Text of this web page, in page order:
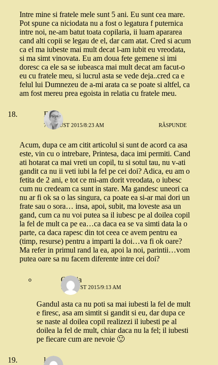
Intre mine si fratele mele sunt 5 ani. Eu sunt cea mare.
Pot spune ca niciodata nu a fost o legatura f puternica
intre noi, ne-am batut toata copilaria, ii luam apararea
cand alti copii se legau de el, dar cam atat. Cred si acum
ca el ma iubeste mai mult decat l-am iubit eu vreodata,
si ma simt vinovata. Eu am doua fete gemene si imi
doresc ca ele sa se iubeasca mai mult decat am facut-o
eu cu fratele meu, si lucrul asta se vede deja..cred ca e
felul lui Dumnezeu de a-mi arata ca se poate si altfel, ca
am fost mereu prea egoista in relatia cu fratele meu.
Flori
7 AUGUST 2015/8:23 AM RĂSPUNDE
Acum, dupa ce am citit articolul si sunt de acord ca asa
este, vin cu o intrebare, Printesa, daca imi permiti. Cand
ati hotarat ca mai vreti un copil, tu si sotul tau, nu v-ati
gandit ca nu ii veti iubi la fel pe cei doi? Adica, eu am o
fetita de 2 ani, e tot ce mi-am dorit vreodata, o iubesc
cum nu credeam ca sunt in stare. Ma gandesc uneori ca
nu ar fi ok sa o las singura, ca poate ea si-ar mai dori un
frate sau o sora… insa, apoi, subit, ma loveste asa un
gand, cum ca nu voi putea sa il iubesc pe al doilea copil
la fel de mult ca pe ea…ca daca ea se va simti data la o
parte, ca daca rapesc din tot ceea ce avem pentru ea
(timp, resurse) pentru a imparti la doi…va fi ok oare?
Ma refer in primul rand la ea, apoi la noi, parintii…vom
putea oare sa nu facem diferente intre cei doi?
Omnia
7 AUGUST 2015/9:13 AM
Gandul asta ca nu poti sa mai iubesti la fel de mult
e firesc, asa am simtit si gandit si eu, dar dupa ce
se naste al doilea copil realizezi il iubesti pe al
doilea la fel de mult, chiar daca nu la fel; il iubesti
pe fiecare cum are nevoie 🙂
lala